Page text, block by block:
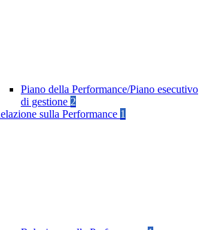
Piano della Performance/Piano esecutivo
di gestione 2
sulla Performance 1